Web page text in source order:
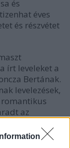
és
éves
és részvétet
írt leveleket a
Bertának.
levelezések,
az
és kit